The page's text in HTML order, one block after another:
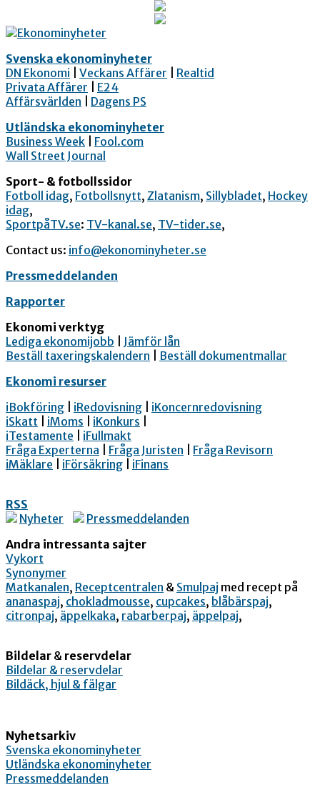
Svenska ekonominyheter
DN Ekonomi
Veckans Affärer
Realtid
Privata Affärer
E24
Affärsvärlden
Dagens PS
Utländska ekonominyheter
Business Week
Fool.com
Wall Street Journal
Sport- & fotbollssidor
Fotboll idag, Fotbollsnytt, Zlatanism, Sillybladet, Hockey
idag,
SportpåTV.se: TV-kanal.se, TV-tider.se,
Contact us: info@ekonominyheter.se
Pressmeddelanden
Rapporter
Ekonomi verktyg
Lediga ekonomijobb
Jämför lån
Beställ taxeringskalendern
Beställ dokumentmallar
Ekonomi resurser
iBokföring
iRedovisning
iKoncernredovisning
iSkatt
iMoms iKonkurs
iTestamente
iFullmakt
Fråga Experterna
Fråga Juristen
Fråga Revisorn
iMäklare
iFörsäkring iFinans
RSS
Nyheter
Pressmeddelanden
Andra intressanta sajter
Vykort
Synonymer
Matkanalen, Receptcentralen & Smulpaj med recept på
ananaspaj, chokladmousse, cupcakes, blåbärspaj,
citronpaj, äppelkaka, rabarberpaj, äppelpaj,
Bildelar & reservdelar
Bildelar & reservdelar
Bildäck, hjul & fälgar
Nyhetsarkiv
Svenska ekonominyheter
Utländska ekonominyheter
Pressmeddelanden